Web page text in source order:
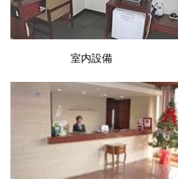
室内設備